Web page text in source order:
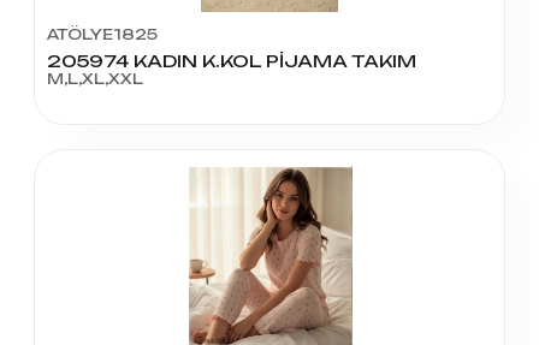
ATÖLYE1825
205974 KADIN K.KOL PİJAMA TAKIM
M,L,XL,XXL